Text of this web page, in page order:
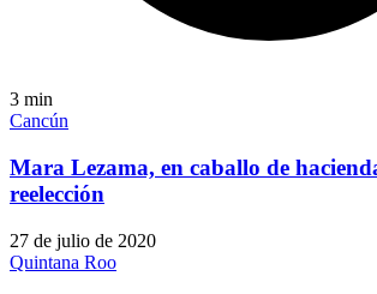
3 min
Cancún
Mara Lezama, en caballo de
reelección
27 de julio de 2020
Quintana Roo